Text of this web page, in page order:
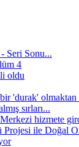
Seri Sonu...
4
oldu
'durak'
sırları...
hizmete
ile Doğal